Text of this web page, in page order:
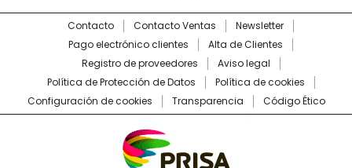
Contacto Contacto Ventas
Newsletter
Pago electrónico clientes
Alta de Clientes
Registro de proveedores
Aviso legal
Política de Protección de Datos
Política de cookies
Configuración de cookies
Transparencia Código Ético